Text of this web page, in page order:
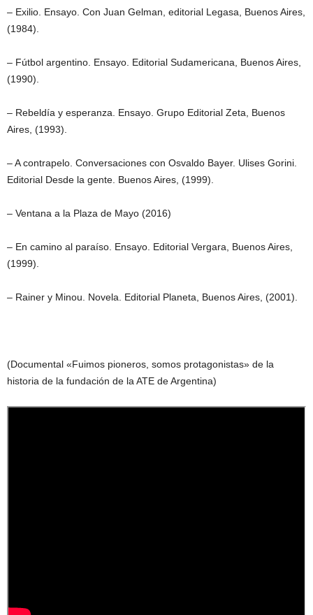
– Exilio. Ensayo. Con Juan Gelman, editorial Legasa, Buenos Aires,
(1984).
– Fútbol argentino. Ensayo. Editorial Sudamericana, Buenos Aires,
(1990).
– Rebeldía y esperanza. Ensayo. Grupo Editorial Zeta, Buenos
Aires, (1993).
– A contrapelo. Conversaciones con Osvaldo Bayer. Ulises Gorini.
Editorial Desde la gente. Buenos Aires, (1999).
– Ventana a la Plaza de Mayo (2016)
– En camino al paraíso. Ensayo. Editorial Vergara, Buenos Aires,
(1999).
– Rainer y Minou. Novela. Editorial Planeta, Buenos Aires, (2001).
(Documental «Fuimos pioneros, somos protagonistas» de la
historia de la fundación de la ATE de Argentina)